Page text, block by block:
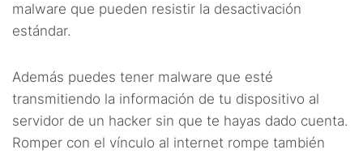
malware que pueden resistir la desactivación
estándar.
Además puedes tener malware que esté
transmitiendo la información de tu dispositivo al
servidor de un hacker sin que te hayas dado cuenta.
Romper con el vínculo al internet rompe también